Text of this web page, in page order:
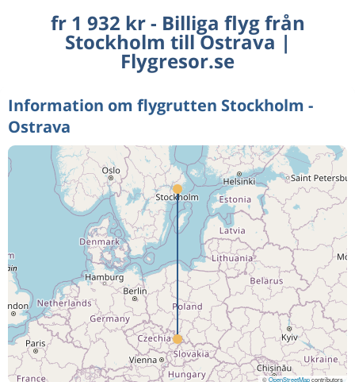
fr 1 932 kr - Billiga flyg från
Stockholm till Ostrava |
Flygresor.se
Information om flygrutten Stockholm -
Ostrava
©OpenStreetMapcontributors